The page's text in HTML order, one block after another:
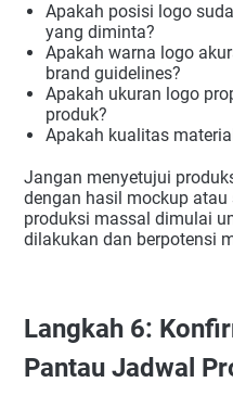
Apakah posisi logo
yang diminta?
Apakah warna logo
brand guidelines?
Apakah ukuran logo
produk?
Apakah kualitas
Jangan menyetujui
dengan hasil mockup atau
produksi massal dimulai
dilakukan dan berpotensi
Langkah 6:
Pantau Jadwal